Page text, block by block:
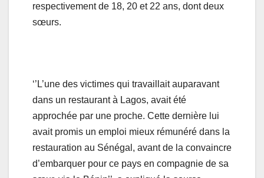
respectivement de 18, 20 et 22 ans, dont deux
sœurs.
‘’L’une des victimes qui travaillait auparavant
dans un restaurant à Lagos, avait été
approchée par une proche. Cette dernière lui
avait promis un emploi mieux rémunéré dans la
restauration au Sénégal, avant de la convaincre
d’embarquer pour ce pays en compagnie de sa